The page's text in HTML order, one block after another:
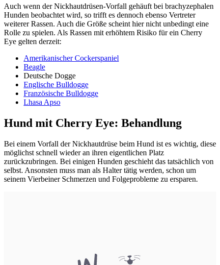
Auch wenn der Nickhautdrüsen-Vorfall gehäuft bei brachyzephalen
Hunden beobachtet wird, so trifft es dennoch ebenso Vertreter
weiterer Rassen. Auch die Größe scheint hier nicht unbedingt eine
Rolle zu spielen. Als Rassen mit erhöhtem Risiko für ein Cherry
Eye gelten derzeit:
Amerikanischer Cockerspaniel
Beagle
Deutsche Dogge
Englische Bulldogge
Französische Bulldogge
Lhasa Apso
Hund mit Cherry Eye: Behandlung
Bei einem Vorfall der Nickhautdrüse beim Hund ist es wichtig, diese
möglichst schnell wieder an ihren eigentlichen Platz
zurückzubringen. Bei einigen Hunden geschieht das tatsächlich von
selbst. Ansonsten muss man als Halter tätig werden, schon um
seinem Vierbeiner Schmerzen und Folgeprobleme zu ersparen.